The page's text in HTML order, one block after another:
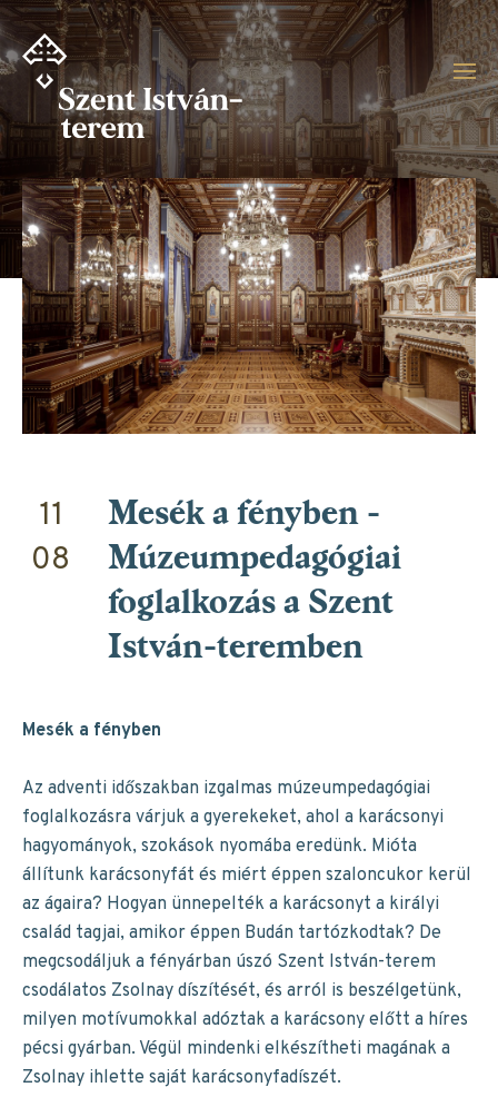
Ugrás
a
tartalomra
11
08
Mesék a fényben -
Múzeumpedagógiai
foglalkozás a Szent
István-teremben
Mesék a fényben
Az adventi időszakban izgalmas múzeumpedagógiai
foglalkozásra várjuk a gyerekeket, ahol a karácsonyi
hagyományok, szokások nyomába eredünk. Mióta
állítunk karácsonyfát és miért éppen szaloncukor kerül
az ágaira? Hogyan ünnepelték a karácsonyt a királyi
család tagjai, amikor éppen Budán tartózkodtak? De
megcsodáljuk a fényárban úszó Szent István-terem
csodálatos Zsolnay díszítését, és arról is beszélgetünk,
milyen motívumokkal adóztak a karácsony előtt a híres
pécsi gyárban. Végül mindenki elkészítheti magának a
Zsolnay ihlette saját karácsonyfadíszét.